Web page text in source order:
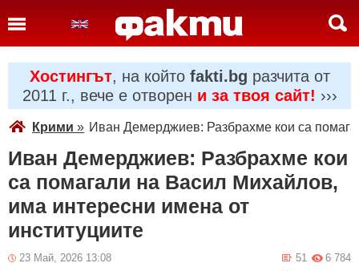
Хостингът, на който fakti.bg разчита от
2011 г., вече е отворен и за твоя сайт! ›››
Крими » Иван Демерджиев: Разбрахме кои са
Иван Демерджиев: Разбрахме кои
са помагали на Васил Михайлов,
има интересни имена от
институциите
23 Май, 2026 13:08 6 784
51